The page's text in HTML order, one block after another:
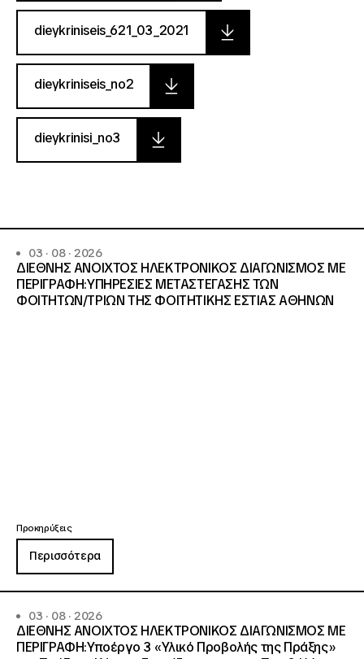
dieykriniseis_621_03_2021
dieykriniseis_no2
dieykrinisi_no3
03 · 08 · 2026
ΔΙΕΘΝΗΣ ΑΝΟΙΧΤΟΣ ΗΛΕΚΤΡΟΝΙΚΟΣ ΔΙΑΓΩΝΙΣΜΟΣ ΜΕ
ΠΕΡΙΓΡΑΦΗ:ΥΠΗΡΕΣΙΕΣ METAΣΤΕΓΑΣΗΣ ΤΩΝ
ΦΟΙΤΗΤΩΝ/ΤΡΙΩΝ ΤΗΣ ΦΟΙΤΗΤΙΚΗΣ ΕΣΤΙΑΣ ΑΘΗΝΩΝ
Προκηρύξεις
Περισσότερα
03 · 08 · 2026
ΔΙΕΘΝΗΣ ΑΝΟΙΧΤΟΣ ΗΛΕΚΤΡΟΝΙΚΟΣ ΔΙΑΓΩΝΙΣΜΟΣ ΜΕ
ΠΕΡΙΓΡΑΦΗ:Υποέργο 3 «Υλικό Προβολής της Πράξης»